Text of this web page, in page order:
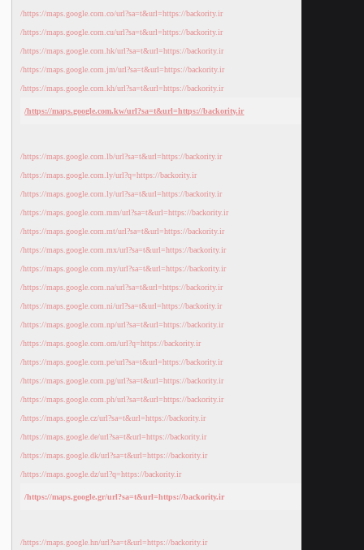
https://maps.google.com.co/url?sa=t&url=https://backority.ir/
https://maps.google.com.cu/url?sa=t&url=https://backority.ir/
https://maps.google.com.hk/url?sa=t&url=https://backority.ir/
https://maps.google.com.jm/url?sa=t&url=https://backority.ir/
https://maps.google.com.kh/url?sa=t&url=https://backority.ir/
https://maps.google.com.kw/url?sa=t&url=https://backority.ir/
https://maps.google.com.lb/url?sa=t&url=https://backority.ir/
https://maps.google.com.ly/url?q=https://backority.ir/
https://maps.google.com.ly/url?sa=t&url=https://backority.ir/
https://maps.google.com.mm/url?sa=t&url=https://backority.ir/
https://maps.google.com.mt/url?sa=t&url=https://backority.ir/
https://maps.google.com.mx/url?sa=t&url=https://backority.ir/
https://maps.google.com.my/url?sa=t&url=https://backority.ir/
https://maps.google.com.na/url?sa=t&url=https://backority.ir/
https://maps.google.com.ni/url?sa=t&url=https://backority.ir/
https://maps.google.com.np/url?sa=t&url=https://backority.ir/
https://maps.google.com.om/url?q=https://backority.ir/
https://maps.google.com.pe/url?sa=t&url=https://backority.ir/
https://maps.google.com.pg/url?sa=t&url=https://backority.ir/
https://maps.google.com.ph/url?sa=t&url=https://backority.ir/
https://maps.google.cz/url?sa=t&url=https://backority.ir/
https://maps.google.de/url?sa=t&url=https://backority.ir/
https://maps.google.dk/url?sa=t&url=https://backority.ir/
https://maps.google.dz/url?q=https://backority.ir/
https://maps.google.gr/url?sa=t&url=https://backority.ir/
https://maps.google.hn/url?sa=t&url=https://backority.ir/